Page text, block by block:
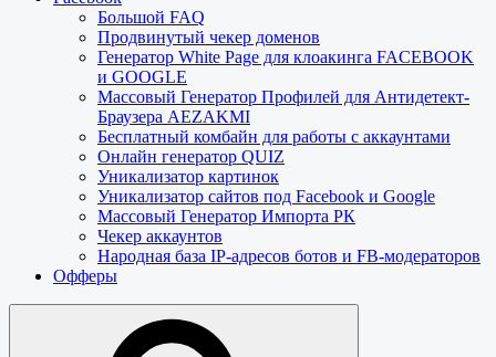
Большой FAQ
Продвинутый чекер доменов
Генератор White Page для клоакинга FACEBOOK
и GOOGLE
Массовый Генератор Профилей для Антидетект-
Браузера AEZAKMI
Бесплатный комбайн для работы с аккаунтами
Онлайн генератор QUIZ
Уникализатор картинок
Уникализатор сайтов под Facebook и Google
Массовый Генератор Импорта РК
Чекер аккаунтов
Народная база IP-адресов ботов и FB-модераторов
Офферы